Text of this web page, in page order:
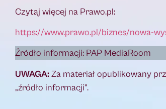
Czytaj więcej na Prawo.pl:
https://www.prawo.pl/biznes/nowa-
Źródło informacji: PAP MediaRoom
UWAGA:Za materiał opublikowany
„źródło informacji”.